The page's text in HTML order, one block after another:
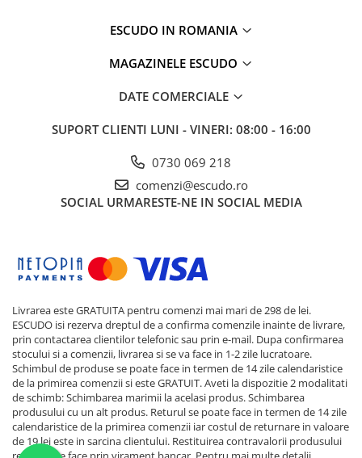
ESCUDO IN ROMANIA
MAGAZINELE ESCUDO
DATE COMERCIALE
SUPORT CLIENTI LUNI - VINERI: 08:00 - 16:00
0730 069 218
comenzi@escudo.ro
SOCIAL URMARESTE-NE IN SOCIAL MEDIA
Livrarea este GRATUITA pentru comenzi mai mari de 298 de lei.
ESCUDO isi rezerva dreptul de a confirma comenzile inainte de livrare,
prin contactarea clientilor telefonic sau prin e-mail. Dupa confirmarea
stocului si a comenzii, livrarea si se va face in 1-2 zile lucratoare.
Schimbul de produse se poate face in termen de 14 zile calendaristice
de la primirea comenzii si este GRATUIT. Aveti la dispozitie 2 modalitati
de schimb: Schimbarea marimii la acelasi produs. Schimbarea
produsului cu un alt produs. Returul se poate face in termen de 14 zile
calendaristice de la primirea comenzii iar costul de returnare in valoare
de 19 lei este in sarcina clientului. Restituirea contravalorii produsului